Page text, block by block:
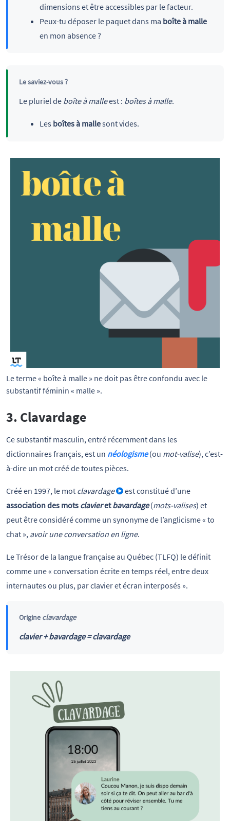
dimensions et être accessibles par le facteur.
Peux-tu déposer le paquet dans ma boîte à malle
en mon absence ?
Le saviez-vous ?
Le pluriel de boîte à malleest : boîtes à malle.
Les boîtes à mallesont vides.
Le terme « boîte à malle » ne doit pas être confondu avec le
substantif féminin « malle ».
3. Clavardage
Ce substantif masculin, entré récemment dans les
dictionnaires français, est un néologisme(ou mot-valise), c’est-
à-dire un mot créé de toutes pièces.
Créé en 1997, le mot clavardage
est constitué d’une
association des mots clavieretbavardage(mots-valises) et
peut être considéré comme un synonyme de l’anglicisme « to
chat », avoir une conversation en ligne.
Le Trésor de la langue française au Québec (TLFQ) le définit
comme une « conversation écrite en temps réel, entre deux
internautes ou plus, par clavier et écran interposés ».
Origine clavardage
clavier + bavardage = clavardage